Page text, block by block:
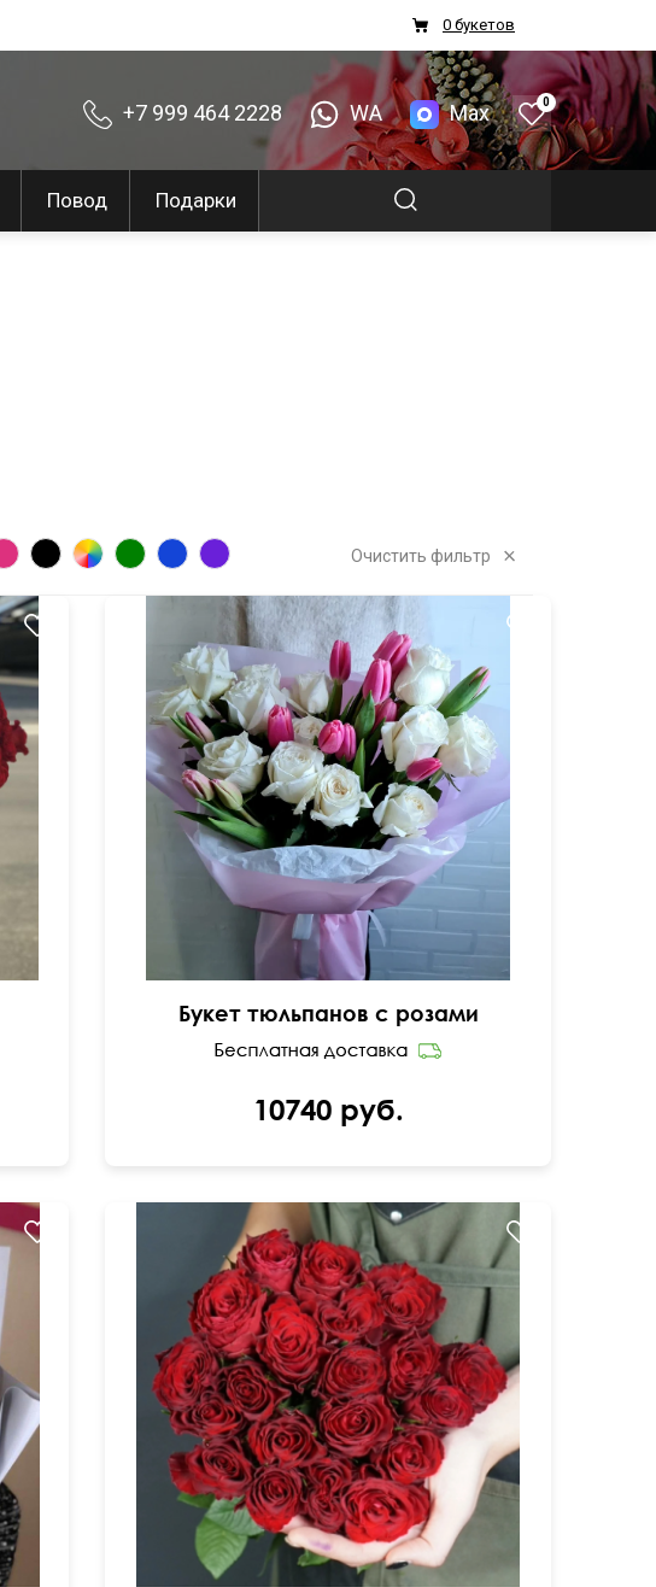
0 букетов
+7 999 464 2228 WA Max 0
Повод Подарки
Очистить фильтр
50 см 40 см
Букет тюльпанов с розами
10740 руб.
21 красная кенийская роза